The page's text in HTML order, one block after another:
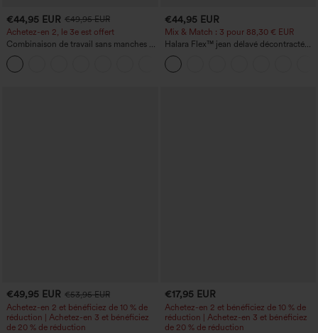
€44,95 EUR €49,95 EUR
Achetez-en 2, le 3e est offert
Combinaison de travail sans manches à
encolure bateau, côtés noués, toucher
frais, rayée, avec poches — Édition Easy
Peezy
€44,95 EUR
Mix & Match : 3 pour 88,30 € EUR
Halara Flex™ jean délavé décontracté
taille haute à poches, coupe baggy à
jambe large
€49,95 EUR €53,95 EUR
Achetez-en 2 et bénéficiez de 10 % de
réduction | Achetez-en 3 et bénéficiez
de 20 % de réduction
€17,95 EUR
Achetez-en 2 et bénéficiez de 10 % de
réduction | Achetez-en 3 et bénéficiez
de 20 % de réduction